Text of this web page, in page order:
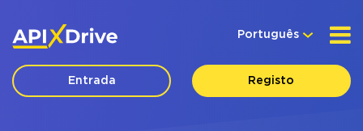
Português
Entrada Registo